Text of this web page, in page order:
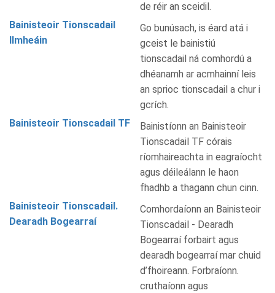
de réir an sceidil.
Bainisteoir Tionscadail
Ilmheáin
Go bunúsach, is éard atá i
gceist le bainistiú
tionscadail ná comhordú a
dhéanamh ar acmhainní leis
an sprioc tionscadail a chur i
gcrích.
Bainisteoir Tionscadail TF
Bainistíonn an Bainisteoir
Tionscadail TF córais
ríomhaireachta in eagraíocht
agus déileálann le haon
fhadhb a thagann chun cinn.
Bainisteoir Tionscadail.
Dearadh Bogearraí
Comhordaíonn an Bainisteoir
Tionscadail - Dearadh
Bogearraí forbairt agus
dearadh bogearraí mar chuid
d’fhoireann. Forbraíonn.
cruthaíonn agus